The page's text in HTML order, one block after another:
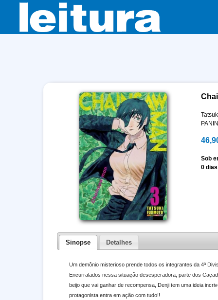
Sob
0 dias
Sinopse Detalhes
Um demônio misterioso prende todos os integrantes da 4ª
Encurralados nessa situação desesperadora, parte dos
beijo que vai ganhar de recompensa, Denji tem uma ideia
protagonista entra em ação com tudo!!